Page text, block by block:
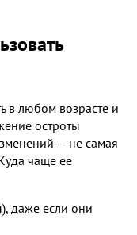
в любом возрасте и
остроты
— не самая
чаще ее
даже если они